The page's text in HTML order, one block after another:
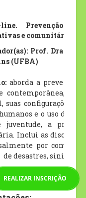
line. Prevenção das
e comunitárias
Prof. Dra.
(UFBA)
aborda a prevenção
contemporânea,
suas configurações,
e o uso da
juventude, a
Inclui as
por
de desastres, sinistros
2023 e 26/10/2023 -
REALIZAR INSCRIÇÃO